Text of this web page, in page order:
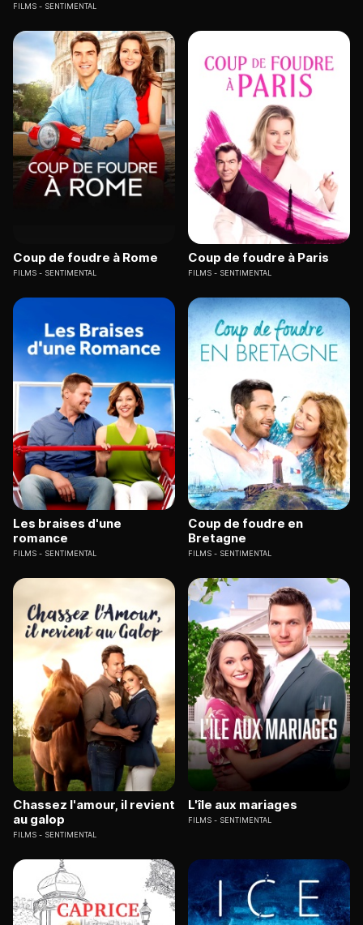
FILMS SENTIMENTAL
Coup de foudre à Rome
FILMS SENTIMENTAL
Coup de foudre à Paris
FILMS SENTIMENTAL
Les braises d'une
romance
FILMS SENTIMENTAL
Coup de foudre en
Bretagne
FILMS SENTIMENTAL
Chassez l'amour, il revient
au galop
FILMS SENTIMENTAL
L'île aux mariages
FILMS SENTIMENTAL